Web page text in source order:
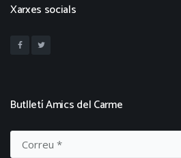
Xarxes socials
Butlletí Amics del Carme